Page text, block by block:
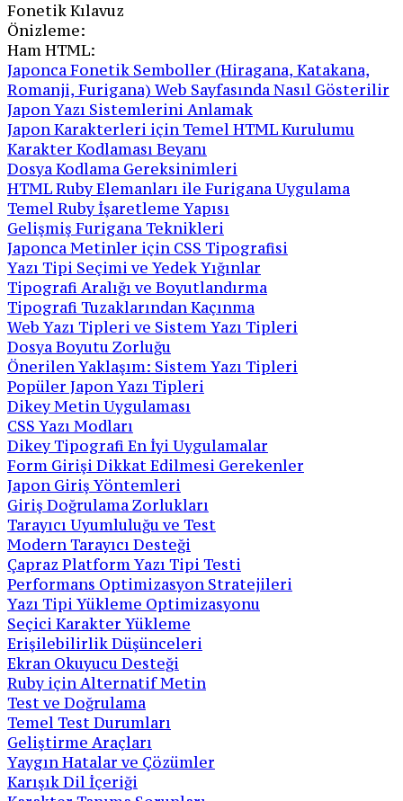
Fonetik Kılavuz
Önizleme:
Ham HTML:
Japonca Fonetik Semboller (Hiragana, Katakana,
Romanji, Furigana) Web Sayfasında Nasıl Gösterilir
Japon Yazı Sistemlerini Anlamak
Japon Karakterleri için Temel HTML Kurulumu
Karakter Kodlaması Beyanı
Dosya Kodlama Gereksinimleri
HTML Ruby Elemanları ile Furigana Uygulama
Temel Ruby İşaretleme Yapısı
Gelişmiş Furigana Teknikleri
Japonca Metinler için CSS Tipografisi
Yazı Tipi Seçimi ve Yedek Yığınlar
Tipografi Aralığı ve Boyutlandırma
Tipografi Tuzaklarından Kaçınma
Web Yazı Tipleri ve Sistem Yazı Tipleri
Dosya Boyutu Zorluğu
Önerilen Yaklaşım: Sistem Yazı Tipleri
Popüler Japon Yazı Tipleri
Dikey Metin Uygulaması
CSS Yazı Modları
Dikey Tipografi En İyi Uygulamalar
Form Girişi Dikkat Edilmesi Gerekenler
Japon Giriş Yöntemleri
Giriş Doğrulama Zorlukları
Tarayıcı Uyumluluğu ve Test
Modern Tarayıcı Desteği
Çapraz Platform Yazı Tipi Testi
Performans Optimizasyon Stratejileri
Yazı Tipi Yükleme Optimizasyonu
Seçici Karakter Yükleme
Erişilebilirlik Düşünceleri
Ekran Okuyucu Desteği
Ruby için Alternatif Metin
Test ve Doğrulama
Temel Test Durumları
Geliştirme Araçları
Yaygın Hatalar ve Çözümler
Karışık Dil İçeriği